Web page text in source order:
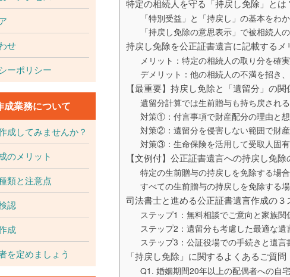
特定の相続人を守る「持戻し免除」と
「特別受益」と「持戻し」の基本をわ
「持戻し免除の意思表示」で被相続人
持戻し免除を公正証書遺言に記載するメ
メリット：特定の相続人の取り分を確
デメリット：他の相続人の不満を招き
【最重要】持戻し免除と「遺留分」の
遺留分計算では生前贈与も持ち戻され
対策①：付言事項で財産配分の理由と
対策②：遺留分を侵害しない範囲で財
対策③：生命保険を活用して受取人固
【文例付】公正証書遺言への持戻し免
特定の生前贈与の持戻しを免除する場
すべての生前贈与の持戻しを免除する
司法書士と進める公正証書遺言作成の３
ステップ1：無料相談でご意向と家族関
ステップ2：遺留分も考慮した最適な遺
ステップ3：公証役場での手続きと遺言
「持戻し免除」に関するよくあるご質問
Q1. 婚姻期間20年以上の配偶者への自
せ
ーポリシー
成業務について
成してみませんか？
のメリット
類と注意点
認
成
を定めましょう